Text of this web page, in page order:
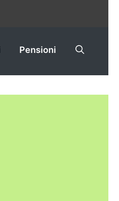
Pensioni